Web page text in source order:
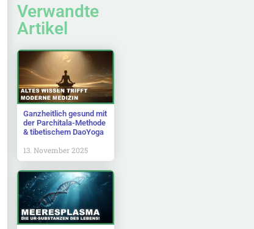
Verwandte
Artikel
Ganzheitlich gesund mit
der Parchitala-Methode
& tibetischem DaoYoga
13. November 2025